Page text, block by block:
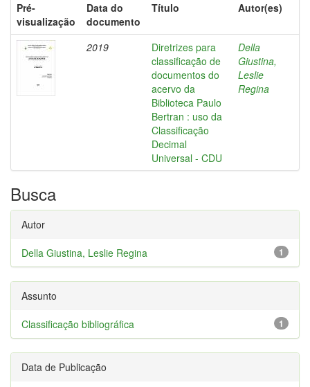
Pré-
visualização
Data do
documento
Título Autor(es)
2019
Diretrizes para
classificação de
documentos do
acervo da
Biblioteca Paulo
Bertran : uso da
Classificação
Decimal
Universal - CDU
Della
Giustina,
Leslie
Regina
Busca
Autor
1
Della Giustina, Leslie Regina
Assunto
1
Classificação bibliográfica
Data de Publicação